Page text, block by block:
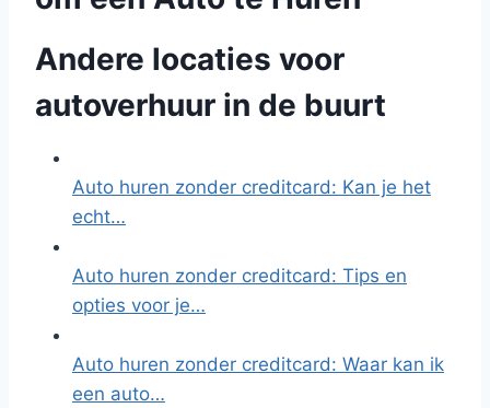
Andere locaties voor
autoverhuur in de buurt
Auto huren zonder creditcard: Kan je het
echt…
Auto huren zonder creditcard: Tips en
opties voor je…
Auto huren zonder creditcard: Waar kan ik
een auto…